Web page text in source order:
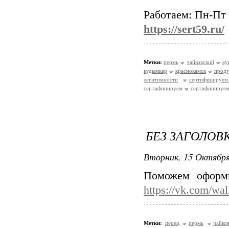
Работаем: Пн-Пт
https://sert59.ru/
Метки: пермь чайковский
кудымкар
краснокамск
легитимности
сертифицируем
БЕЗ
Вторник, 15
Поможем
https://vk.com/
Метки: перец пермь